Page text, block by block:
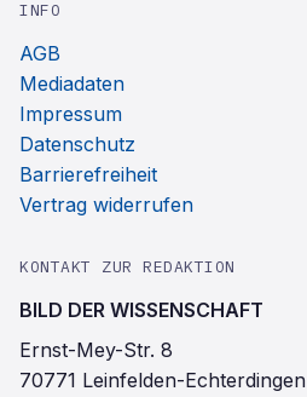
INFO
AGB
Mediadaten
Impressum
Datenschutz
Barrierefreiheit
Vertrag widerrufen
KONTAKT ZUR REDAKTION
BILD DER WISSENSCHAFT
Ernst-Mey-Str. 8
70771 Leinfelden-Echterdingen